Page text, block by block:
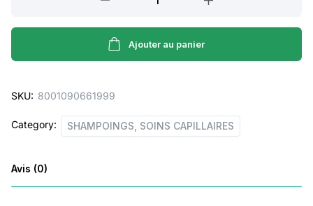
SHAMPOO
MORINGA
400ML
Ajouter au panier
SKU: 8001090661999
Category: SHAMPOINGS, SOINS CAPILLAIRES
Avis (0)